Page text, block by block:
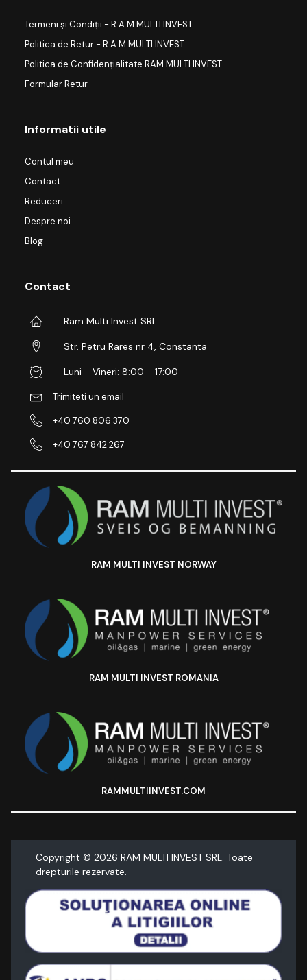
Termeni și Condiții - R.A.M MULTI INVEST
Politica de Retur - R.A.M MULTI INVEST
Politica de Confidențialitate RAM MULTI INVEST
Formular Retur
Informatii utile
Contul meu
Contact
Reduceri
Despre noi
Blog
Contact
Ram Multi Invest SRL
Str. Petru Rares nr 4, Constanta
Luni - Vineri: 8:00 - 17:00
Trimiteti un email
+40 760 806 370
+40 767 842 267
RAM MULTI INVEST NORWAY
RAM MULTI INVEST ROMANIA
RAMMULTIINVEST.COM
Copyright © 2026 RAM MULTI INVEST SRL. Toate
drepturile rezervate.